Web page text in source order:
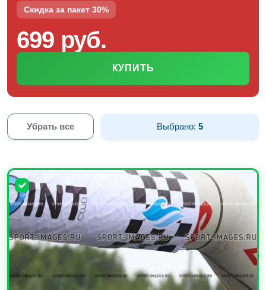
Скидка за пакет 30%
699 руб.
КУПИТЬ
Убрать все Выбрано:5